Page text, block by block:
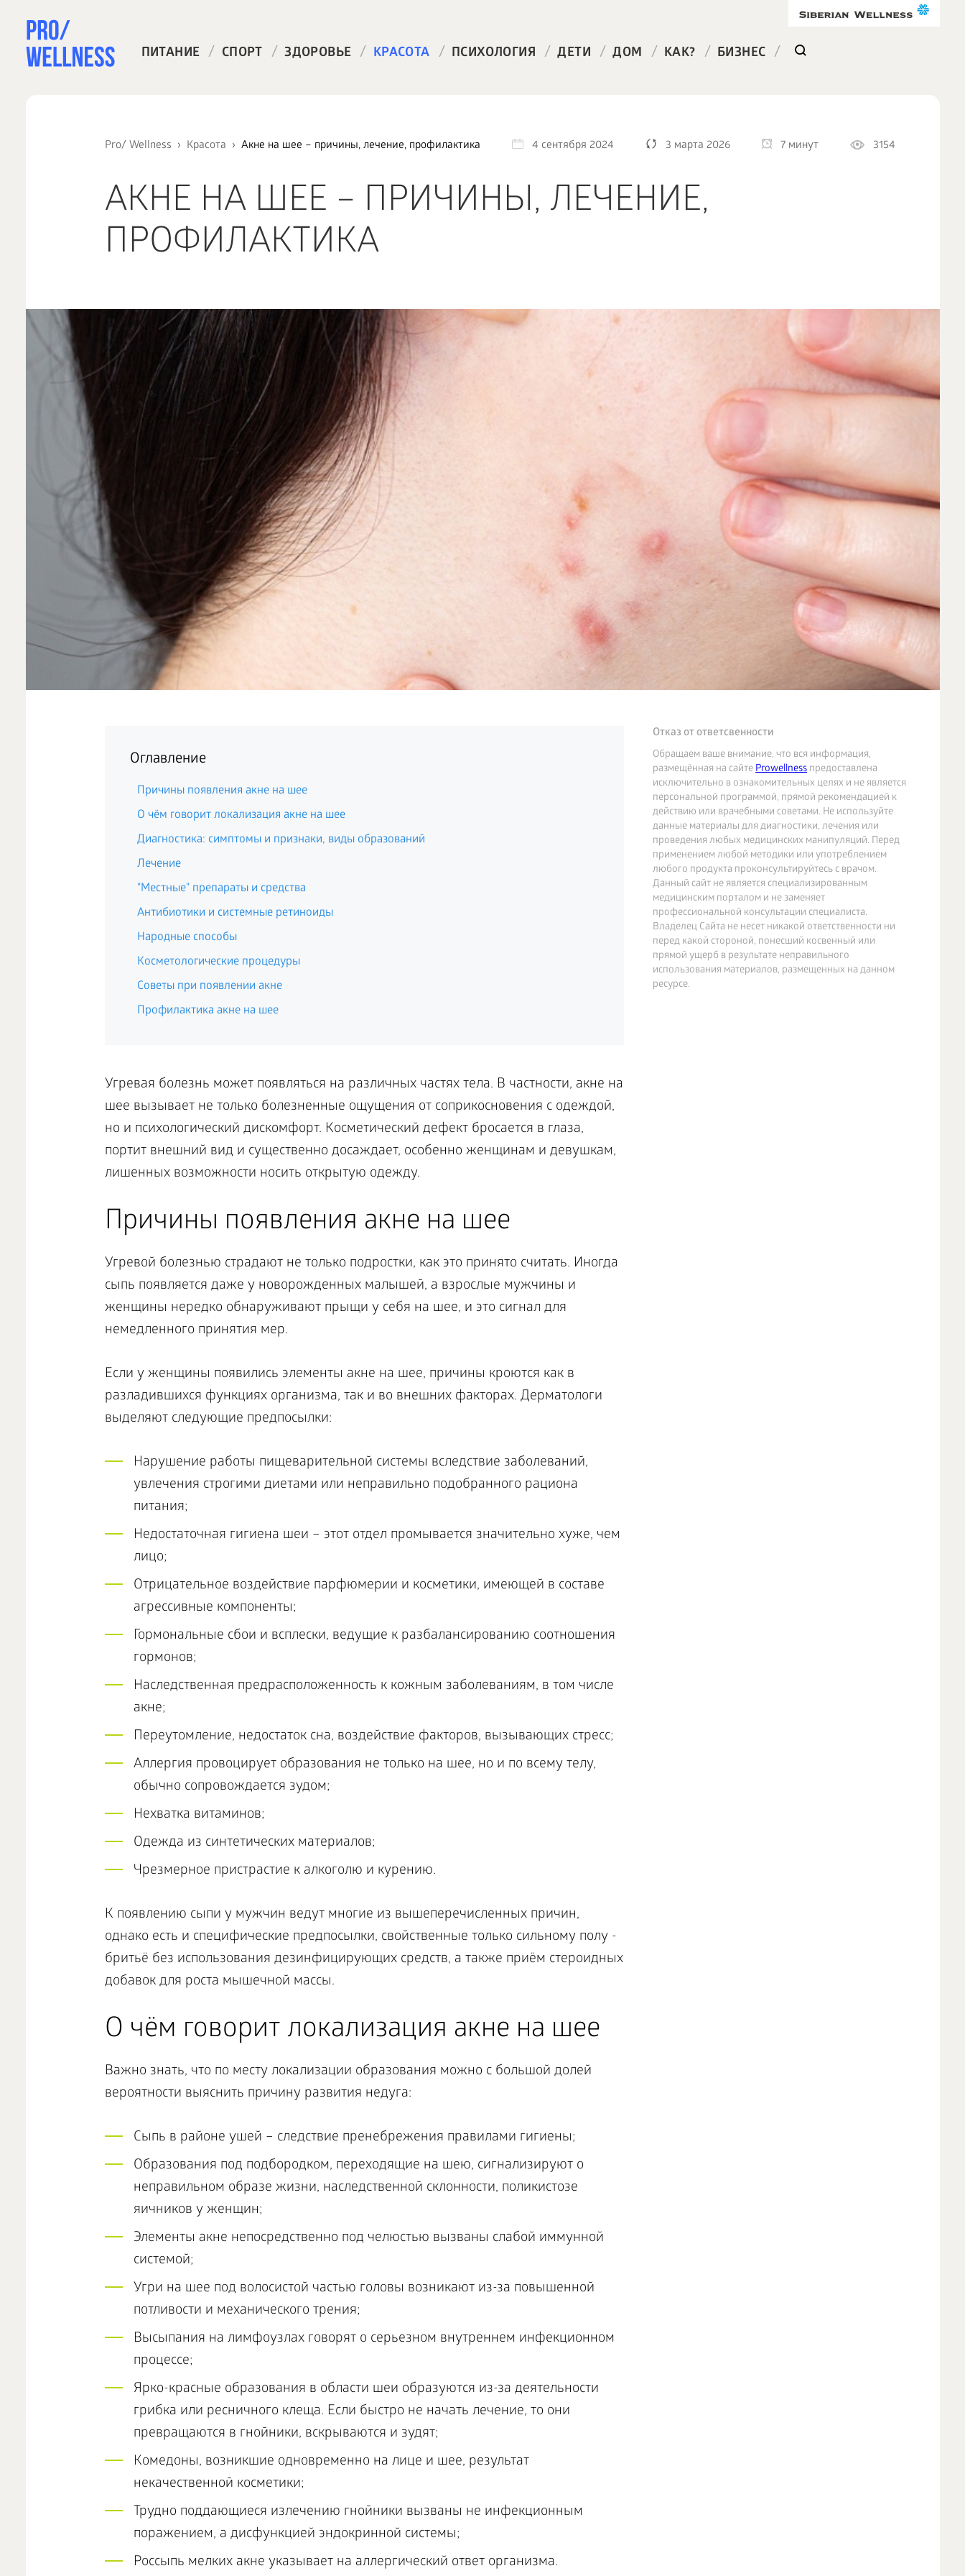
ПИТАНИЕ / СПОРТ / ЗДОРОВЬЕ / КРАСОТА / ПСИХОЛОГИЯ / ДЕТИ / ДОМ / КАК? / БИЗНЕС /
Pro/ Wellness Красота Акне на шее – причины, лечение, профилактика 4 сентября 2024 3 марта 2026 7 минут 3154
АКНЕ НА ШЕЕ – ПРИЧИНЫ, ЛЕЧЕНИЕ,
ПРОФИЛАКТИКА
Отказ от ответсвенности
Обращаем ваше внимание, что вся информация,
размещённая на сайтеProwellnessпредоставлена
исключительно в ознакомительных целях и не является
персональной программой, прямой рекомендацией к
действию или врачебными советами. Не используйте
данные материалы для диагностики, лечения или
проведения любых медицинских манипуляций. Перед
применением любой методики или употреблением
любого продукта проконсультируйтесь с врачом.
Данный сайт не является специализированным
медицинским порталом и не заменяет
профессиональной консультации специалиста.
Владелец Сайта не несет никакой ответственности ни
перед какой стороной, понесший косвенный или
прямой ущерб в результате неправильного
использования материалов, размещенных на данном
ресурсе.
Оглавление
Причины появления акне на шее
О чём говорит локализация акне на шее
Диагностика: симптомы и признаки, виды образований
Лечение
"Местные" препараты и средства
Антибиотики и системные ретиноиды
Народные способы
Косметологические процедуры
Советы при появлении акне
Профилактика акне на шее
Угревая болезнь может появляться на различных частях тела. В частности, акне на
шее вызывает не только болезненные ощущения от соприкосновения с одеждой,
но и психологический дискомфорт. Косметический дефект бросается в глаза,
портит внешний вид и существенно досаждает, особенно женщинам и девушкам,
лишенных возможности носить открытую одежду.
Причины появления акне на шее
Угревой болезнью страдают не только подростки, как это принято считать. Иногда
сыпь появляется даже у новорожденных малышей, а взрослые мужчины и
женщины нередко обнаруживают прыщи у себя на шее, и это сигнал для
немедленного принятия мер.
Если у женщины появились элементы акне на шее, причины кроются как в
разладившихся функциях организма, так и во внешних факторах. Дерматологи
выделяют следующие предпосылки:
Нарушение работы пищеварительной системы вследствие заболеваний,
увлечения строгими диетами или неправильно подобранного рациона
питания;
Недостаточная гигиена шеи – этот отдел промывается значительно хуже, чем
лицо;
Отрицательное воздействие парфюмерии и косметики, имеющей в составе
агрессивные компоненты;
Гормональные сбои и всплески, ведущие к разбалансированию соотношения
гормонов;
Наследственная предрасположенность к кожным заболеваниям, в том числе
акне;
Переутомление, недостаток сна, воздействие факторов, вызывающих стресс;
Аллергия провоцирует образования не только на шее, но и по всему телу,
обычно сопровождается зудом;
Нехватка витаминов;
Одежда из синтетических материалов;
Чрезмерное пристрастие к алкоголю и курению.
К появлению сыпи у мужчин ведут многие из вышеперечисленных причин,
однако есть и специфические предпосылки, свойственные только сильному полу -
бритьё без использования дезинфицирующих средств, а также приём стероидных
добавок для роста мышечной массы.
О чём говорит локализация акне на шее
Важно знать, что по месту локализации образования можно с большой долей
вероятности выяснить причину развития недуга:
Сыпь в районе ушей – следствие пренебрежения правилами гигиены;
Образования под подбородком, переходящие на шею, сигнализируют о
неправильном образе жизни, наследственной склонности, поликистозе
яичников у женщин;
Элементы акне непосредственно под челюстью вызваны слабой иммунной
системой;
Угри на шее под волосистой частью головы возникают из-за повышенной
потливости и механического трения;
Высыпания на лимфоузлах говорят о серьезном внутреннем инфекционном
процессе;
Ярко-красные образования в области шеи образуются из-за деятельности
грибка или ресничного клеща. Если быстро не начать лечение, то они
превращаются в гнойники, вскрываются и зудят;
Комедоны, возникшие одновременно на лице и шее, результат
некачественной косметики;
Трудно поддающиеся излечению гнойники вызваны не инфекционным
поражением, а дисфункцией эндокринной системы;
Россыпь мелких акне указывает на аллергический ответ организма.